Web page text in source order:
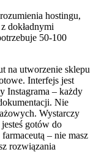
hostingu,
dokładnymi
50-100
na utworzenie sklepu
Interfejs jest
Instagrama – każdy
Nie
Wystarczy
gotów do
– nie masz
rozwiązania